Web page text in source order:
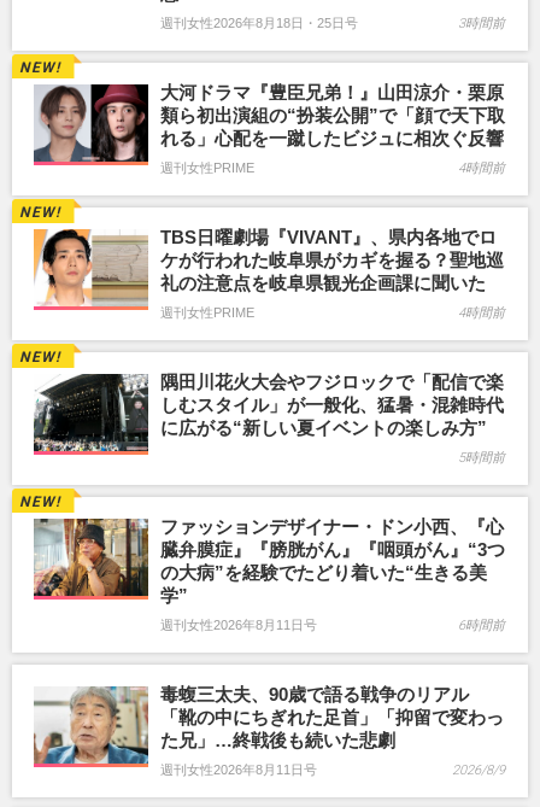
週刊女性2026年8月18日・25日号 3時間前
大河ドラマ『豊臣兄弟！』山田涼介・栗原
類ら初出演組の“扮装公開”で「顔で天下取
れる」心配を一蹴したビジュに相次ぐ反響
週刊女性PRIME 4時間前
TBS日曜劇場『VIVANT』、県内各地でロ
ケが行われた岐阜県がカギを握る？聖地巡
礼の注意点を岐阜県観光企画課に聞いた
週刊女性PRIME 4時間前
隅田川花火大会やフジロックで「配信で楽
しむスタイル」が一般化、猛暑・混雑時代
に広がる“新しい夏イベントの楽しみ方”
5時間前
ファッションデザイナー・ドン小西、『心
臓弁膜症』『膀胱がん』『咽頭がん』“3つ
の大病”を経験でたどり着いた“生きる美
学”
週刊女性2026年8月11日号 6時間前
毒蝮三太夫、90歳で語る戦争のリアル
「靴の中にちぎれた足首」「抑留で変わっ
た兄」…終戦後も続いた悲劇
週刊女性2026年8月11日号 2026/8/9